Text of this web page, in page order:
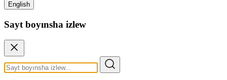
English
Sayt boyınsha izlew